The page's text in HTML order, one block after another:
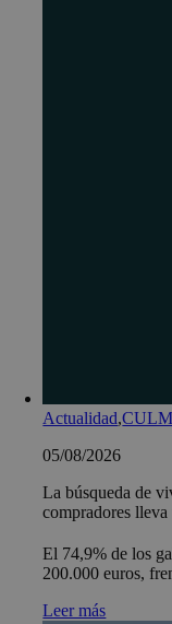
Actualidad,
05/08/2026
La búsqueda de
compradores
El 74,9% de los
200.000 euros,
Leer más